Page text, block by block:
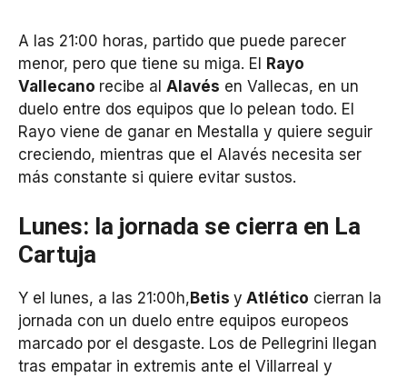
A las 21:00 horas, partido que puede parecer
menor, pero que tiene su miga. El
Rayo
Vallecano recibe al Alavés en Vallecas, en un
duelo entre dos equipos que lo pelean todo. El
Rayo viene de ganar en Mestalla y quiere seguir
creciendo, mientras que el Alavés necesita ser
más constante si quiere evitar sustos.
Lunes: la jornada se cierra en La
Cartuja
Y el lunes, a las 21:00h,Betis y Atlético cierran la
jornada con un duelo entre equipos europeos
marcado por el desgaste. Los de Pellegrini llegan
tras empatar in extremis ante el Villarreal y